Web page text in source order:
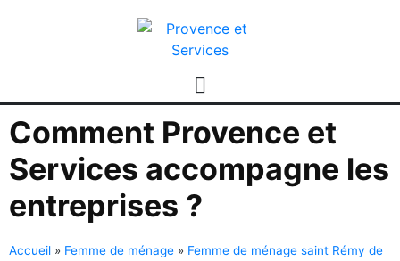
Comment Provence et
Services accompagne les
entreprises ?
Accueil » Femme de ménage » Femme de ménage saint Rémy de